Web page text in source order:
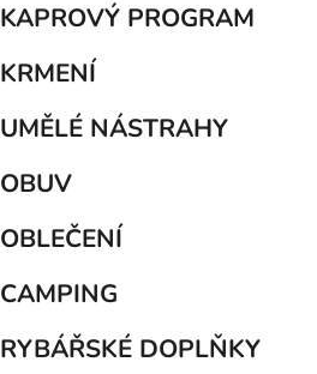
KAPROVÝ PROGRAM
KRMENÍ
UMĚLÉ NÁSTRAHY
OBUV
OBLEČENÍ
CAMPING
RYBÁŘSKÉ DOPLŇKY